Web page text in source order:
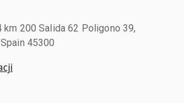
km 200 Salida 62 Poligono 39,
45300